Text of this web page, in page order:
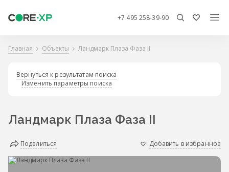
+7 495 258-39-90
Главная Объекты Ландмарк Плаза Фаза II
Вернуться к результатам поиска
Изменить параметры поиска
Ландмарк Плаза Фаза II
Поделиться Добавить в избранное